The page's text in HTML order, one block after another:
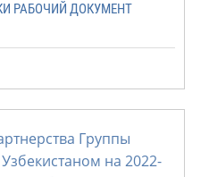
РАБОЧИЙ ДОКУМЕНТ